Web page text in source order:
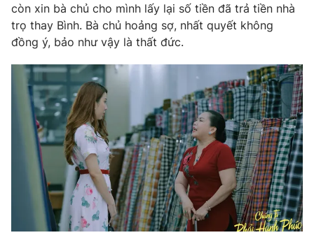
còn xin bà chủ cho mình lấy lại số tiền đã trả tiền nhà
trọ thay Bình. Bà chủ hoảng sợ, nhất quyết không
đồng ý, bảo như vậy là thất đức.